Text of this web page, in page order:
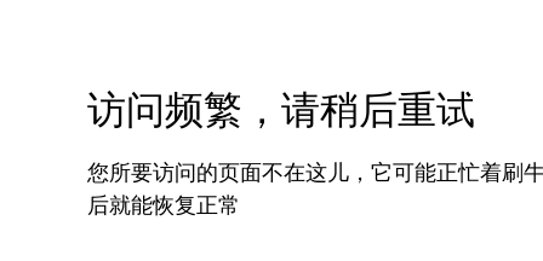
访问频繁，请稍后重试
您所要访问的页面不在这儿，它可能正忙着刷
后就能恢复正常